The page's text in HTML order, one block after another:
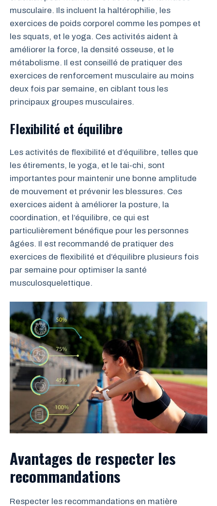
musculaire. Ils incluent la haltérophilie, les
exercices de poids corporel comme les pompes et
les squats, et le yoga. Ces activités aident à
améliorer la force, la densité osseuse, et le
métabolisme. Il est conseillé de pratiquer des
exercices de renforcement musculaire au moins
deux fois par semaine, en ciblant tous les
principaux groupes musculaires.
Flexibilité et équilibre
Les activités de flexibilité et d’équilibre, telles que
les étirements, le yoga, et le tai-chi, sont
importantes pour maintenir une bonne amplitude
de mouvement et prévenir les blessures. Ces
exercices aident à améliorer la posture, la
coordination, et l’équilibre, ce qui est
particulièrement bénéfique pour les personnes
âgées. Il est recommandé de pratiquer des
exercices de flexibilité et d’équilibre plusieurs fois
par semaine pour optimiser la santé
musculosquelettique.
Avantages de respecter les
recommandations
Respecter les recommandations en matière